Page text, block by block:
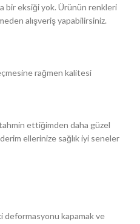
bir eksiği yok. Ürünün renkleri
alışveriş yapabilirsiniz.
rağmen kalitesi
ettiğimden daha güzel
ellerinize sağlık iyi seneler
deformasyonu kapamak ve